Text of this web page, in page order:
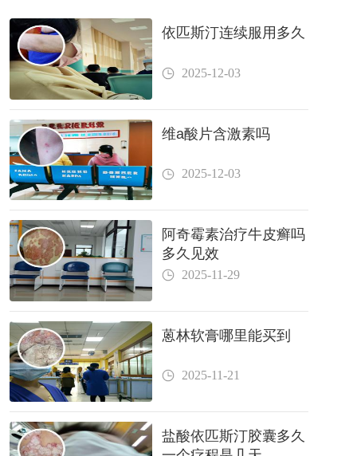
依匹斯汀连续服用多久
2025-12-03
维a酸片含激素吗
2025-12-03
阿奇霉素治疗牛皮癣吗
多久见效
2025-11-29
蒽林软膏哪里能买到
2025-11-21
盐酸依匹斯汀胶囊多久